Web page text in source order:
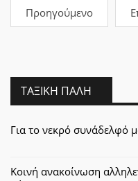
Προηγούμενο
ΤΑΞΙΚΉ ΠΆΛΗ
Για το νεκρό συνάδελφό
Κοινή ανακοίνωση